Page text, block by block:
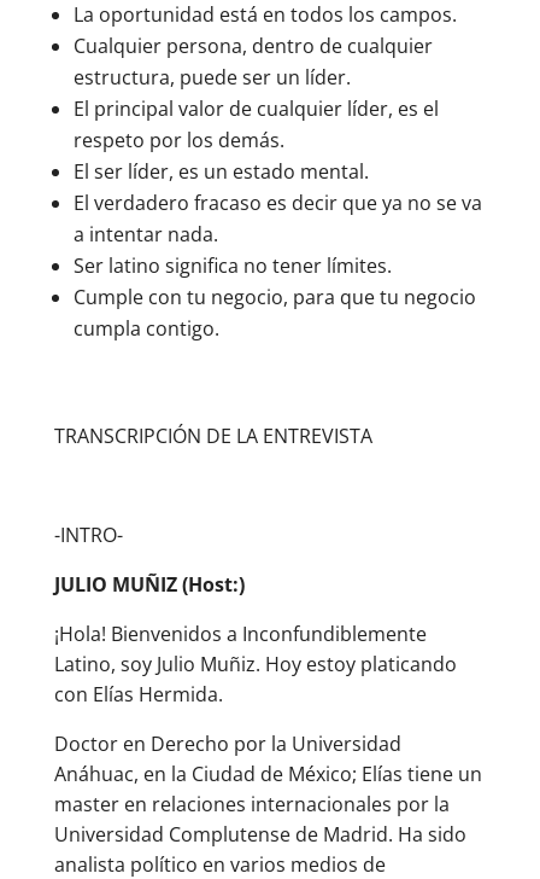
La oportunidad está en todos los campos.
Cualquier persona, dentro de cualquier
estructura, puede ser un líder.
El principal valor de cualquier líder, es el
respeto por los demás.
El ser líder, es un estado mental.
El verdadero fracaso es decir que ya no se va
a intentar nada.
Ser latino significa no tener límites.
Cumple con tu negocio, para que tu negocio
cumpla contigo.
TRANSCRIPCIÓN DE LA ENTREVISTA
-INTRO-
JULIO MUÑIZ (Host:)
¡Hola! Bienvenidos a Inconfundiblemente
Latino, soy Julio Muñiz. Hoy estoy platicando
con Elías Hermida.
Doctor en Derecho por la Universidad
Anáhuac, en la Ciudad de México; Elías tiene un
master en relaciones internacionales por la
Universidad Complutense de Madrid. Ha sido
analista político en varios medios de